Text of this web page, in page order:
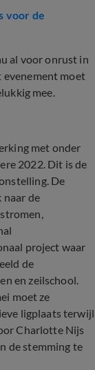
voor de
al voor onrust in
evenement moet
mee.
met onder
2022. Dit is de
De
naar de
project waar
de
en zeilschool.
moet ze
ligplaats terwijl
Charlotte Nijs
de stemming te